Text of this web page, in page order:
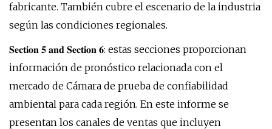
fabricante. También cubre el escenario de la industria
según las condiciones regionales.
𝐒𝐞𝐜𝐭𝐢𝐨𝐧 𝟓 𝐚𝐧𝐝 𝐒𝐞𝐜𝐭𝐢𝐨𝐧 𝟔: estas secciones proporcionan
información de pronóstico relacionada con el
mercado de Cámara de prueba de confiabilidad
ambiental para cada región. En este informe se
presentan los canales de ventas que incluyen